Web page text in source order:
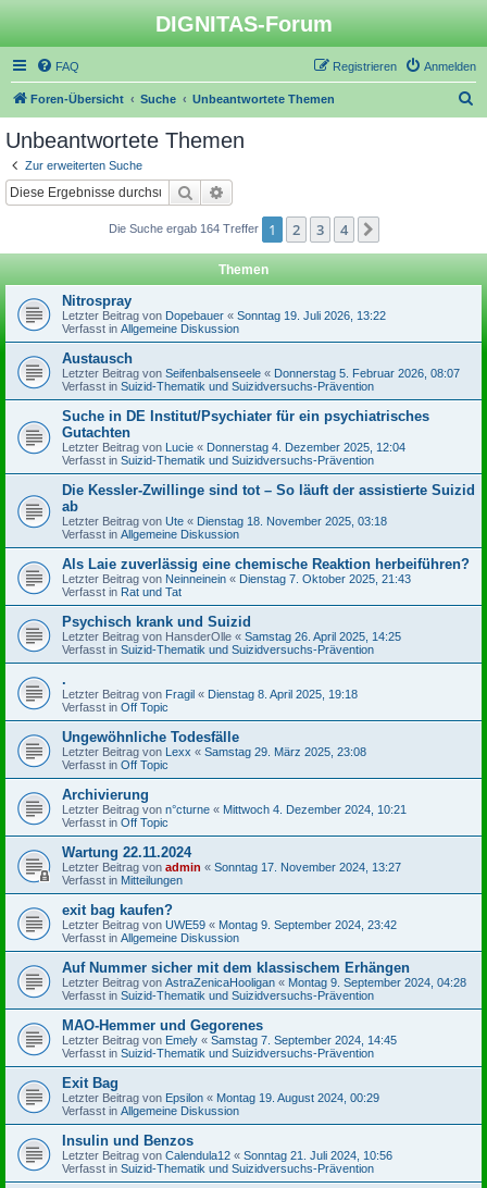
DIGNITAS-Forum
FAQ Anmelden
Registrieren
Foren-Übersicht Suche Unbeantwortete Themen
Unbeantwortete Themen
Zur erweiterten Suche
Suche
Die Suche ergab 164 Treffer 1 2 3 4
Themen
Nitrospray
Letzter Beitrag von Dopebauer « Sonntag 19. Juli 2026, 13:22
Verfasst in Allgemeine Diskussion
Austausch
Letzter Beitrag von Seifenbalsenseele « Donnerstag 5. Februar 2026, 08:07
Verfasst in Suizid-Thematik und Suizidversuchs-Prävention
Suche in DE Institut/Psychiater für ein psychiatrisches
Gutachten
Letzter Beitrag von Lucie « Donnerstag 4. Dezember 2025, 12:04
Verfasst in Suizid-Thematik und Suizidversuchs-Prävention
Die Kessler-Zwillinge sind tot – So läuft der assistierte Suizid
ab
Letzter Beitrag von Ute « Dienstag 18. November 2025, 03:18
Verfasst in Allgemeine Diskussion
Als Laie zuverlässig eine chemische Reaktion herbeiführen?
Letzter Beitrag von Neinneinein « Dienstag 7. Oktober 2025, 21:43
Verfasst in Rat und Tat
Psychisch krank und Suizid
Letzter Beitrag von HansderOlle « Samstag 26. April 2025, 14:25
Verfasst in Suizid-Thematik und Suizidversuchs-Prävention
.
Letzter Beitrag von Fragil « Dienstag 8. April 2025, 19:18
Verfasst in Off Topic
Ungewöhnliche Todesfälle
Letzter Beitrag von Lexx « Samstag 29. März 2025, 23:08
Verfasst in Off Topic
Archivierung
Letzter Beitrag von n°cturne « Mittwoch 4. Dezember 2024, 10:21
Verfasst in Off Topic
Wartung 22.11.2024
Letzter Beitrag von admin « Sonntag 17. November 2024, 13:27
Verfasst in Mitteilungen
exit bag kaufen?
Letzter Beitrag von UWE59 « Montag 9. September 2024, 23:42
Verfasst in Allgemeine Diskussion
Auf Nummer sicher mit dem klassischem Erhängen
Letzter Beitrag von AstraZenicaHooligan « Montag 9. September 2024, 04:28
Verfasst in Suizid-Thematik und Suizidversuchs-Prävention
MAO-Hemmer und Gegorenes
Letzter Beitrag von Emely « Samstag 7. September 2024, 14:45
Verfasst in Suizid-Thematik und Suizidversuchs-Prävention
Exit Bag
Letzter Beitrag von Epsilon « Montag 19. August 2024, 00:29
Verfasst in Allgemeine Diskussion
Insulin und Benzos
Letzter Beitrag von Calendula12 « Sonntag 21. Juli 2024, 10:56
Verfasst in Suizid-Thematik und Suizidversuchs-Prävention